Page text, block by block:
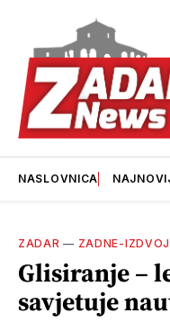
NASLOVNICA
ZADAR — ZADNE-
Glisiranje –
savjetuje